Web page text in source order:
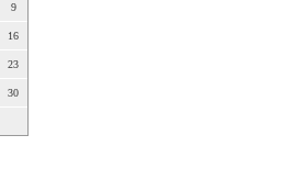
9
16
23
30